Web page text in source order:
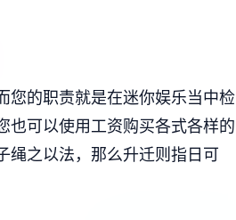
您的职责就是在迷你娱乐当中检
也可以使用工资购买各式各样的
绳之以法，那么升迁则指日可